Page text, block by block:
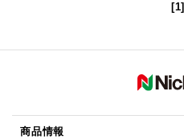
[1]
商品情報